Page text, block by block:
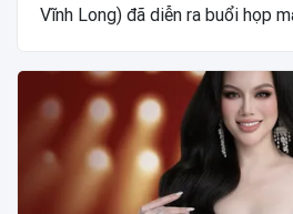
Vĩnh Long) đã diễn ra buổi họp